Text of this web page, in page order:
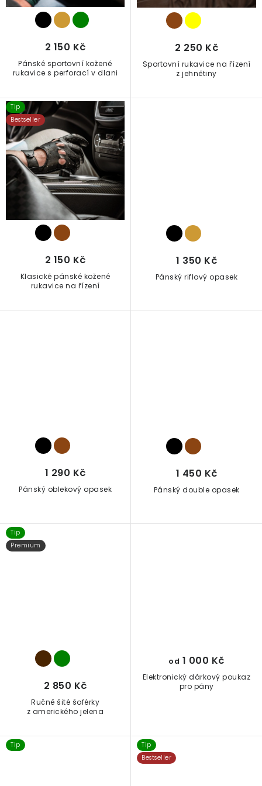
o
Pánské sportovní kožené
rukavice s perforací v dlani
2 150 Kč
Sportovní rukavice na řízení
z jehnětiny
2 250 Kč
Klasické pánské kožené
rukavice na řízení
Tip
Bestseller
2 150 Kč
Pánský riflový opasek
1 350 Kč
Pánský oblekový opasek
1 290 Kč
Pánský double opasek
1 450 Kč
Ručně šité šoférky
z amerického jelena
Tip
Premium
2 850 Kč
Elektronický dárkový poukaz
pro pány
od 1 000 Kč
Tip
Tip
Bestseller